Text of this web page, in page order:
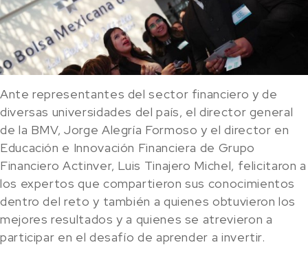
Ante representantes del sector financiero y de
diversas universidades del país, el director general
de la BMV, Jorge Alegría Formoso y el director en
Educación e Innovación Financiera de Grupo
Financiero Actinver, Luis Tinajero Michel, felicitaron a
los expertos que compartieron sus conocimientos
dentro del reto y también a quienes obtuvieron los
mejores resultados y a quienes se atrevieron a
participar en el desafío de aprender a invertir.